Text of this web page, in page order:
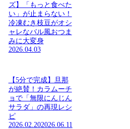
ズ】「もっと食べた
い」が止まらない！
冷凍むき枝豆がオシ
ャレなバル風おつま
みに大変身
2026.04.03
【5分で完成】旦那
が絶賛！カラムーチ
ョで「無限にんじん
サラダ」の再現レシ
ピ
2026.02.202026.06.11